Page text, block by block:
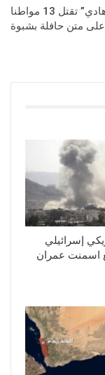
حكومة “هادي” تقتل 13 مواطنا
على متن حافلة بشبوة
إسرائيلي
اسمنت عمران